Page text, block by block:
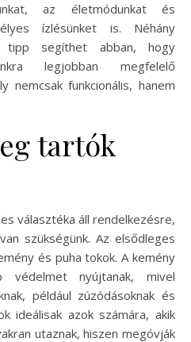
az életmódunkat és
ízlésünket is. Néhány
tipp segíthet abban, hogy
legjobban megfelelő
nemcsak funkcionális, hanem
tartók
választéka áll rendelkezésre,
szükségünk. Az elsődleges
és puha tokok. A kemény
védelmet nyújtanak, mivel
például zúzódásoknak és
ideálisak azok számára, akik
utaznak, hiszen megóvják